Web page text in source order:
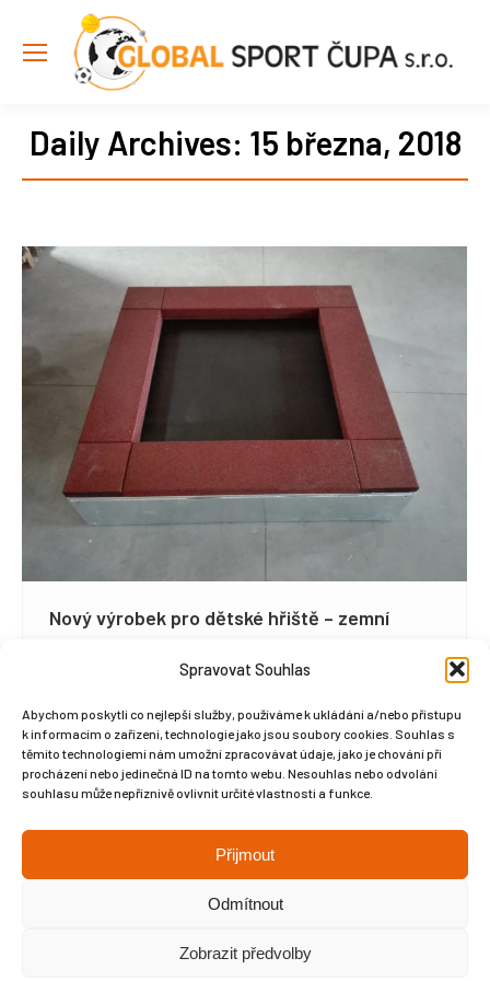
Spravovat Souhlas
Abychom poskytli co nejlepší služby, používáme k ukládání a/nebo přístupu
k informacím o zařízení, technologie jako jsou soubory cookies. Souhlas s
těmito technologiemi nám umožní zpracovávat údaje, jako je chování při
procházení nebo jedinečná ID na tomto webu. Nesouhlas nebo odvolání
souhlasu může nepříznivě ovlivnit určité vlastnosti a funkce.
Přijmout
Odmítnout
Zobrazit předvolby
Daily Archives: 15 března, 2018
Nový výrobek pro dětské hřiště – zemní
Vyrobili jsme náš nový produkt – zemní
trampolínu. Na základě požadavků našich
zákazníků jsme začali s výrobou menší trampolíny
pro zabudování do země. Základ tvoří kovový
rám..